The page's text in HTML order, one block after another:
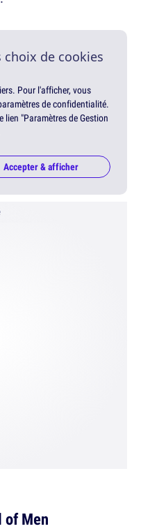
choix de cookies
Pour l'afficher, vous
de confidentialité.
"Paramètres de Gestion
Accepter & afficher
of Men